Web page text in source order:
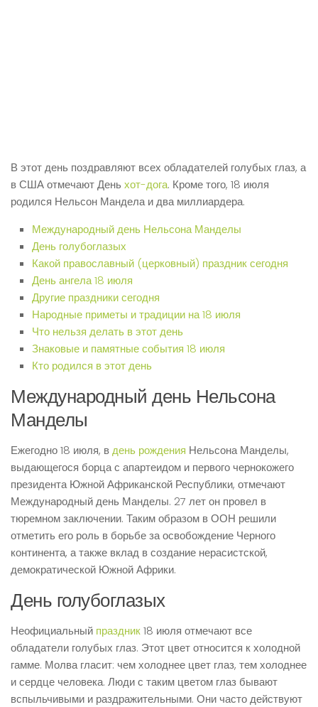
В этот день поздравляют всех обладателей голубых глаз, а
в США отмечают Деньхот-дога. Кроме того, 18 июля
родился Нельсон Мандела и два миллиардера.
Международный день Нельсона Манделы
День голубоглазых
Какой православный (церковный) праздник сегодня
День ангела 18 июля
Другие праздники сегодня
Народные приметы и традиции на 18 июля
Что нельзя делать в этот день
Знаковые и памятные события 18 июля
Кто родился в этот день
Международный день Нельсона
Манделы
Ежегодно 18 июля, вдень рождения Нельсона Манделы,
выдающегося борца с апартеидом и первого чернокожего
президента Южной Африканской Республики, отмечают
Международный день Манделы. 27 лет он провел в
тюремном заключении. Таким образом в ООН решили
отметить его роль в борьбе за освобождение Черного
континента, а также вклад в создание нерасистской,
демократической Южной Африки.
День голубоглазых
Неофициальный праздник18 июля отмечают все
обладатели голубых глаз. Этот цвет относится к холодной
гамме. Молва гласит: чем холоднее цвет глаз, тем холоднее
и сердце человека. Люди с таким цветом глаз бывают
вспыльчивыми и раздражительными. Они часто действуют